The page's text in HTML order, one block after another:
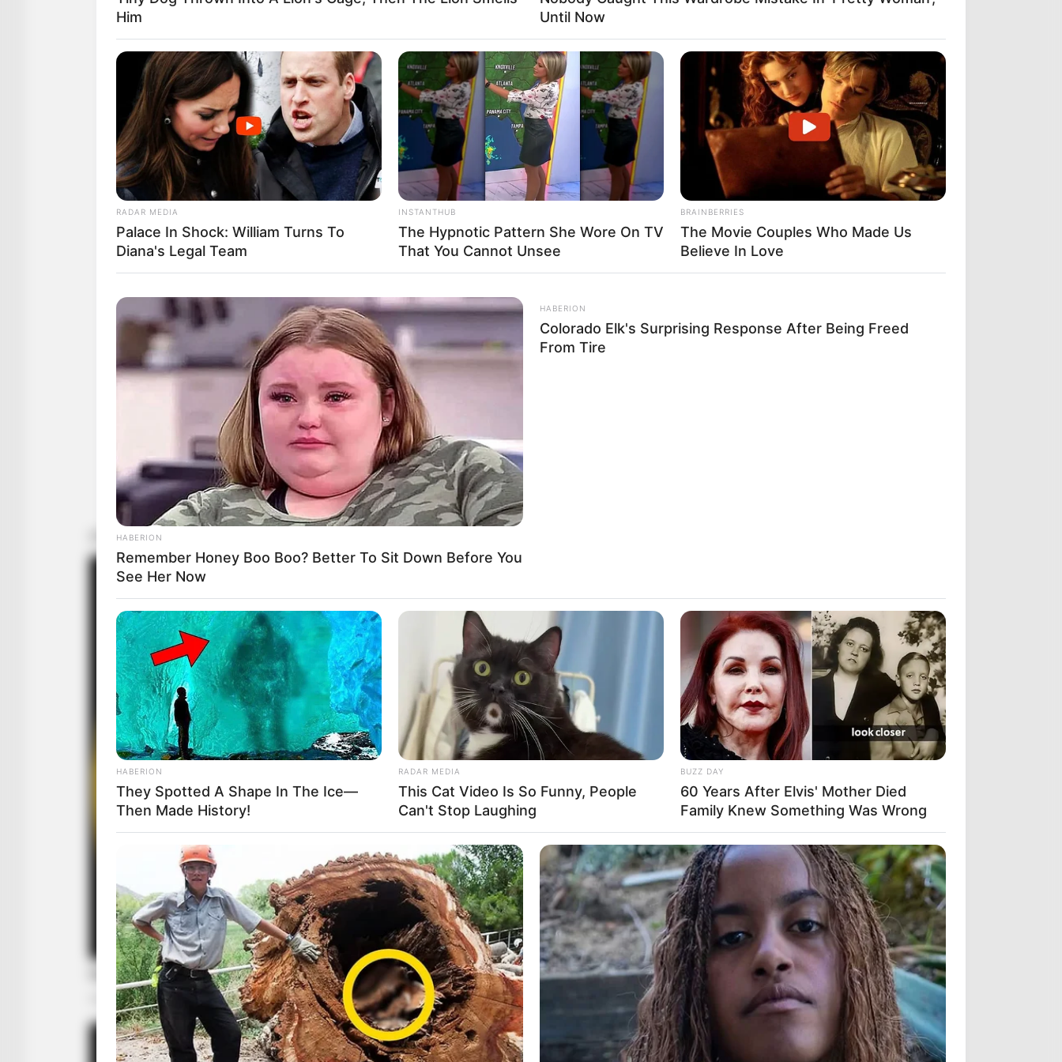
Him
Until Now
RADAR MEDIA
Palace In Shock: William Turns To
Diana's Legal Team
INSTANTHUB
The Hypnotic Pattern She Wore On TV
That You Cannot Unsee
BRAINBERRIES
The Movie Couples Who Made Us
Believe In Love
HABERION
Remember Honey Boo Boo? Better To Sit Down Before You
See Her Now
HABERION
Colorado Elk's Surprising Response After Being Freed
From Tire
HABERION
They Spotted A Shape In The Ice—
Then Made History!
RADAR MEDIA
This Cat Video Is So Funny, People
Can't Stop Laughing
BUZZ DAY
60 Years After Elvis' Mother Died
Family Knew Something Was Wrong